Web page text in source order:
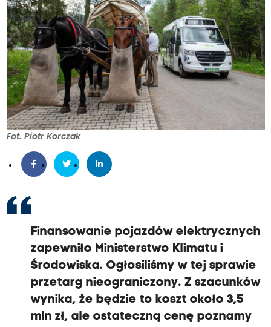
Fot. Piotr Korczak
Finansowanie pojazdów elektrycznych
zapewniło Ministerstwo Klimatu i
Środowiska. Ogłosiliśmy w tej sprawie
przetarg nieograniczony. Z szacunków
wynika, że będzie to koszt około 3,5
mln zł, ale ostateczną cenę poznamy